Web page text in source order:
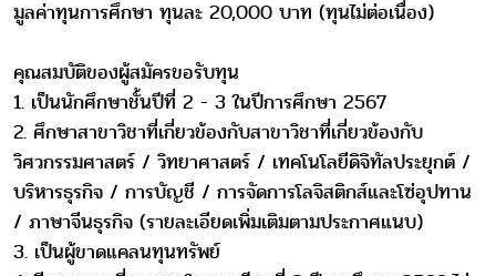
มูลค่าทุนการศึกษา ทุนละ 20,000 บาท (ทุนไม่ต่อเนื่อง)
คุณสมบัติของผู้สมัครขอรับทุน
1. เป็นนักศึกษาชั้นปีที่ 2 - 3 ในปีการศึกษา 2567
2. ศึกษาสาขาวิชาที่เกี่ยวข้องกับสาขาวิชาที่เกี่ยวข้องกับ
วิศวกรรมศาสตร์ / วิทยาศาสตร์ / เทคโนโลยีดิจิทัลประยุกต์ /
บริหารธุรกิจ / การบัญชี / การจัดการโลจิสติกส์และโซ่อุปทาน
/ ภาษาจีนธุรกิจ (รายละเอียดเพิ่มเติมตามประกาศแนบ)
3. เป็นผู้ขาดแคลนทุนทรัพย์